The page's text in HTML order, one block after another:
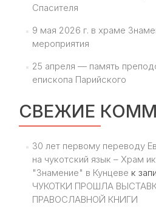
Спасителя
9 мая 2026 г. в храме
мероприятия
25 апреля — память
епископа Парийского
СВЕЖИЕ
30 лет первому переводу
на чукотский язык – Храм
"Знамение" в Кунцеве к
ЧУКОТКИ ПРОШЛА
ПРАВОСЛАВНОЙ КНИГИ